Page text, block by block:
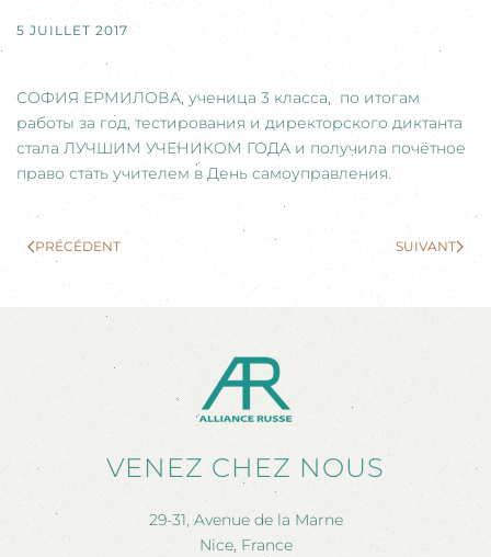
5 JUILLET 2017
СОФИЯ ЕРМИЛОВА, ученица 3 класса, по итогам
работы за год, тестирования и директорского диктанта
стала ЛУЧШИМ УЧЕНИКОМ ГОДА и получила почётное
право стать учителем в День самоуправления.
PRÉCÉDENT SUIVANT
VENEZ CHEZ NOUS
29-31, Avenue de la Marne
Nice, France